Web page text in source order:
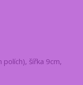
šířka 9cm,